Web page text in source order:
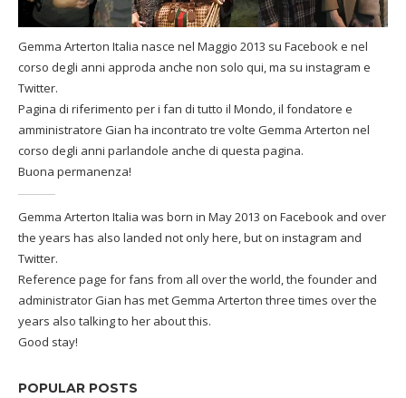
Gemma Arterton Italia nasce nel Maggio 2013 su Facebook e nel
corso degli anni approda anche non solo qui, ma su instagram e
Twitter.
Pagina di riferimento per i fan di tutto il Mondo, il fondatore e
amministratore Gian ha incontrato tre volte Gemma Arterton nel
corso degli anni parlandole anche di questa pagina.
Buona permanenza!
Gemma Arterton Italia was born in May 2013 on Facebook and over
the years has also landed not only here, but on instagram and
Twitter.
Reference page for fans from all over the world, the founder and
administrator Gian has met Gemma Arterton three times over the
years also talking to her about this.
Good stay!
POPULAR POSTS